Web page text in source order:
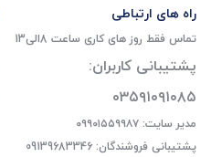
راه های ارتباطی
تماس فقط روز های کاری ساعت 8الی13
پشتیبانی کاربران:
۰۳۵۹۱۰۹۱۰۸۵
مدیر سایت: ۰۹۹۰۱۵۵۹۹۸۷
پشتیبانی فروشندگان: 09139683346